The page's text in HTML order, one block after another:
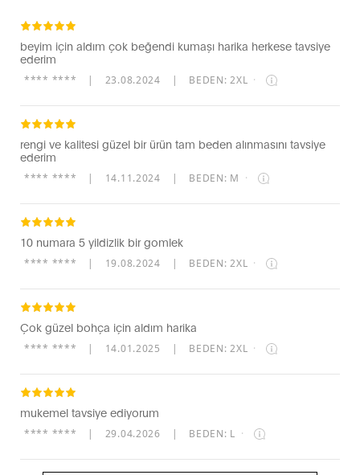
beyim için aldım çok beğendi kumaşı harika herkese tavsiye
ederim
**** **** | 23.08.2024 | BEDEN: 2XL ·
rengi ve kalitesi güzel bir ürün tam beden alınmasını tavsiye
ederim
**** **** | 14.11.2024 | BEDEN: M ·
10 numara 5 yildizlik bir gomlek
**** **** | 19.08.2024 | BEDEN: 2XL ·
Çok güzel bohça için aldım harika
**** **** | 14.01.2025 | BEDEN: 2XL ·
mukemel tavsiye ediyorum
**** **** | 29.04.2026 | BEDEN: L ·